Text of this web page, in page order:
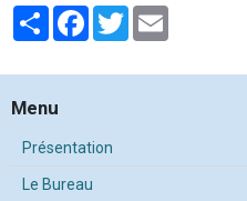
PartagerFacebook
Twitter
Menu
Présentation
Le Bureau